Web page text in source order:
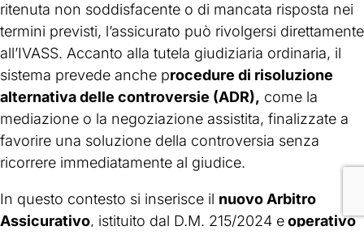
ritenuta non soddisfacente o di mancata risposta nei
termini previsti, l’assicurato può rivolgersi direttamente
all’IVASS. Accanto alla tutela giudiziaria ordinaria, il
sistema prevede anche procedure di risoluzione
alternativa delle controversie (ADR), come la
mediazione o la negoziazione assistita, finalizzate a
favorire una soluzione della controversia senza
ricorrere immediatamente al giudice.
In questo contesto si inserisce il nuovo Arbitro
Assicurativo, istituito dal D.M. 215/2024 eoperativo